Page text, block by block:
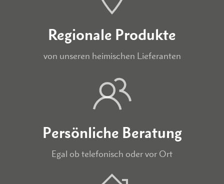
Regionale Produkte
von unseren heimischen Lieferanten
Persönliche Beratung
Egal ob telefonisch oder vor Ort